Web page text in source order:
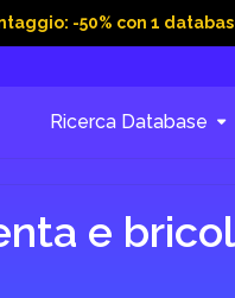
-50% con 1
Ricerca Database
e